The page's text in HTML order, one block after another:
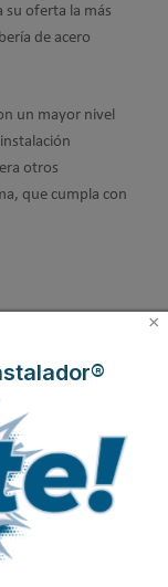
su oferta la más
de acero
un mayor nivel
otros
que cumpla con
Final
Página 78 de 78
×